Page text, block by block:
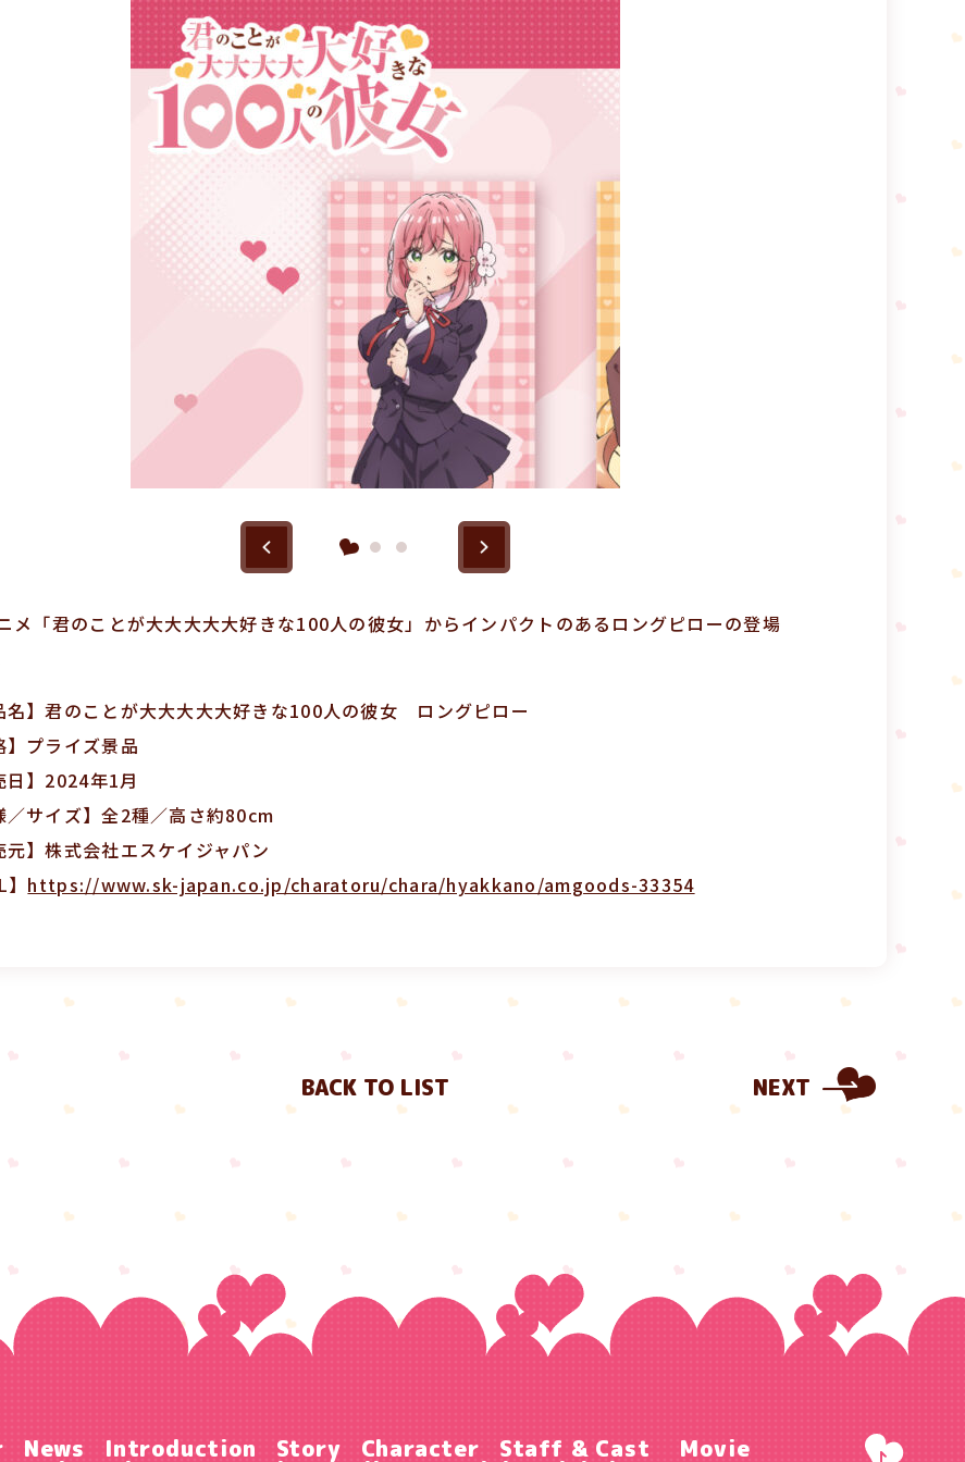
メ「君のことが大大大大大好きな100人の彼女」からインパクトのあるロングピローの登場
名】君のことが大大大大大好きな100人の彼女 ロングピロー
】プライズ景品
日】2024年1月
／サイズ】全2種／高さ約80cm
元】株式会社エスケイジャパン
https://www.sk-japan.co.jp/charatoru/chara/hyakkano/amgoods-33354
BACK TO LIST NEXT
News Introduction Story Character Staff & Cast Movie